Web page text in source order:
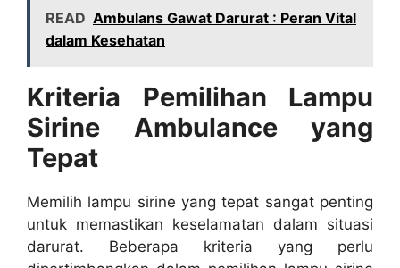
READ Ambulans Gawat Darurat : Peran Vital
dalam Kesehatan
Kriteria Pemilihan Lampu
Sirine Ambulance yang
Tepat
Memilih lampu sirine yang tepat sangat penting
untuk memastikan keselamatan dalam situasi
darurat. Beberapa kriteria yang perlu